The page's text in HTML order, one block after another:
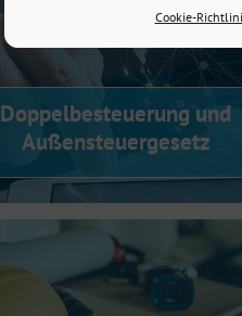
Cookie-
Doppelbesteuerung und
Außensteuergesetz